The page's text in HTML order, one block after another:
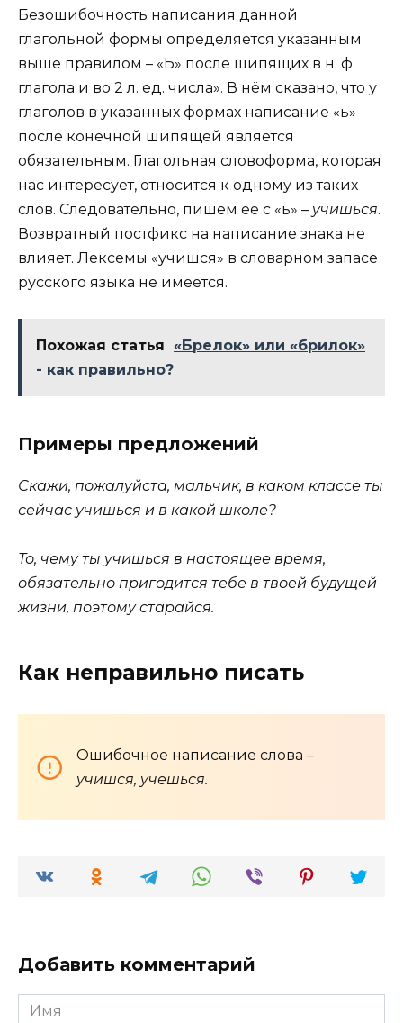
Безошибочность написания данной
глагольной формы определяется указанным
выше правилом – «Ь» после шипящих в н. ф.
глагола и во 2 л. ед. числа». В нём сказано, что у
глаголов в указанных формах написание «ь»
после конечной шипящей является
обязательным. Глагольная словоформа, которая
нас интересует, относится к одному из таких
слов. Следовательно, пишем её с «ь» – учишься.
Возвратный постфикс на написание знака не
влияет. Лексемы «учишся» в словарном запасе
русского языка не имеется.
Похожая статья
«Брелок» или «брилок»
- как правильно?
Примеры предложений
Скажи, пожалуйста, мальчик, в каком классе ты
сейчас учишься и в какой школе?
То, чему ты учишься в настоящее время,
обязательно пригодится тебе в твоей будущей
жизни, поэтому старайся.
Как неправильно писать
Ошибочное написание слова –
учишся, учешься.
Добавить комментарий
Имя